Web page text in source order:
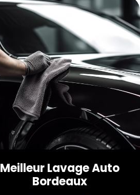
Meilleur Lavage Auto
Bordeaux